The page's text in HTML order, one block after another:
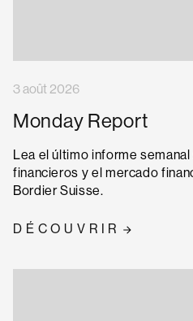
3 août 2026
Monday Report
Lea el último informe
financieros y el mercado
Bordier Suisse.
DÉCOUVRIR